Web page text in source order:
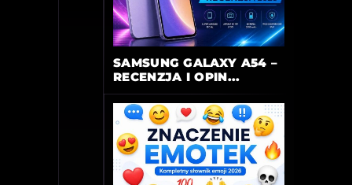
SAMSUNG GALAXY A54 –
RECENZJA I OPIN...